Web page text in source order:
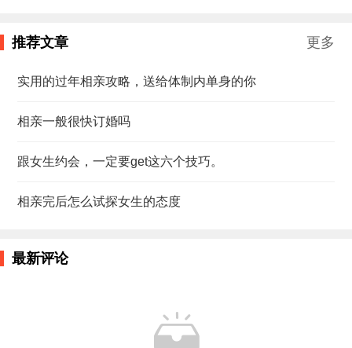
推荐文章 更多
实用的过年相亲攻略，送给体制内单身的你
相亲一般很快订婚吗
跟女生约会，一定要get这六个技巧。
相亲完后怎么试探女生的态度
最新评论
